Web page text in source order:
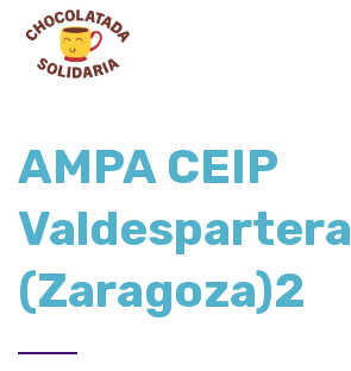
AMPA CEIP
Valdespartera
(Zaragoza)2